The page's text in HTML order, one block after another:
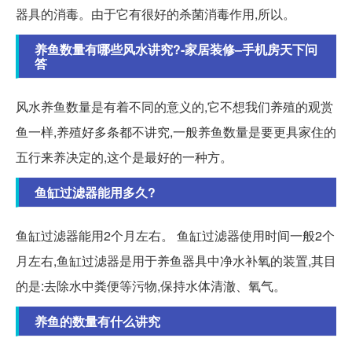
器具的消毒。由于它有很好的杀菌消毒作用,所以。
养鱼数量有哪些风水讲究?-家居装修–手机房天下问
答
风水养鱼数量是有着不同的意义的,它不想我们养殖的观赏
鱼一样,养殖好多条都不讲究,一般养鱼数量是要更具家住的
五行来养决定的,这个是最好的一种方。
鱼缸过滤器能用多久?
鱼缸过滤器能用2个月左右。 鱼缸过滤器使用时间一般2个
月左右,鱼缸过滤器是用于养鱼器具中净水补氧的装置,其目
的是:去除水中粪便等污物,保持水体清澈、氧气。
养鱼的数量有什么讲究